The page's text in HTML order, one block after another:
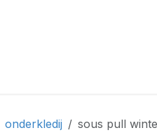
onderkledij sous pull